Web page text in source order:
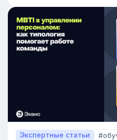
есть такой документ,
вручную — трудоёмкая
автоматизации
перестало требовать
важный инструмент для
хочет зависеть от
разберёмся, как выстроить
кадрового резерва с
Экспертные статьи